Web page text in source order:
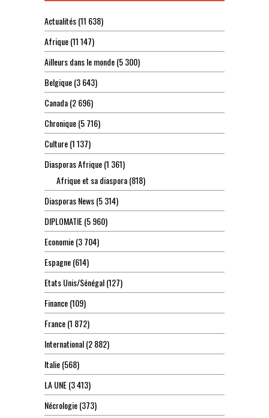
Actualités(11 638)
Afrique(11 147)
Ailleurs dans le monde(5 300)
Belgique(3 643)
Canada(2 696)
Chronique(5 716)
Culture(1 137)
Diasporas Afrique(1 361)
Afrique et sa diaspora(818)
Diasporas News(5 314)
DIPLOMATIE(5 960)
Economie(3 704)
Espagne(614)
Etats Unis/Sénégal(127)
Finance(109)
France(1 872)
International(2 882)
Italie(568)
LA UNE(3 413)
Nécrologie(373)